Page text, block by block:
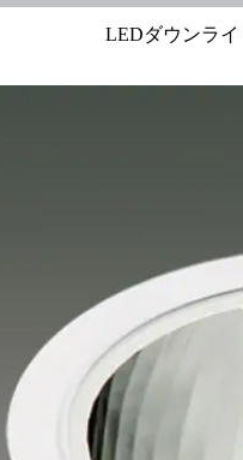
LEDダウンラ